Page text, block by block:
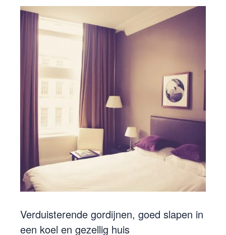
Verduisterende gordijnen, goed slapen in
een koel en gezellig huis